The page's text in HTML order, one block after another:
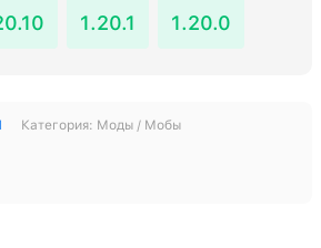
1.20.1 1.20.0
Категория: Моды / Мобы